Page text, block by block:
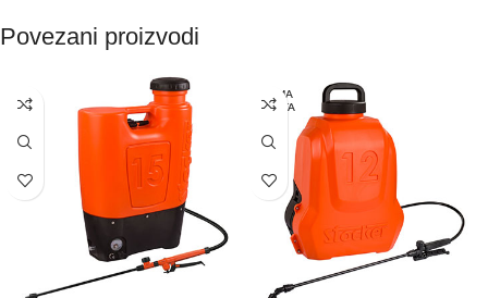
Povezani proizvodi
NEMA
NA STA